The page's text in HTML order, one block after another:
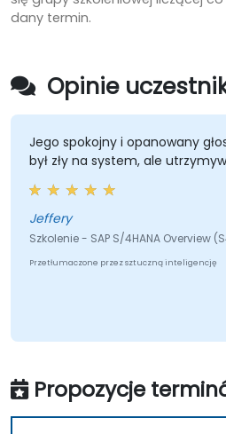
dany termin.
Opinie
Jego spokojny i opanowany
był zły na system, ale
Jeffery
Szkolenie - SAP S/4HANA Overview
Przetłumaczone przez sztuczną inteligencję
Propozycje